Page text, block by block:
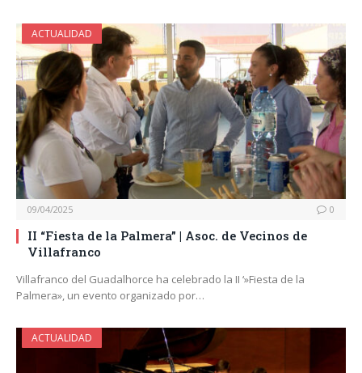
ACTUALIDAD
09/04/2025 0
II “Fiesta de la Palmera” | Asoc. de Vecinos de
Villafranco
Villafranco del Guadalhorce ha celebrado la II ‘»Fiesta de la
Palmera», un evento organizado por…
ACTUALIDAD